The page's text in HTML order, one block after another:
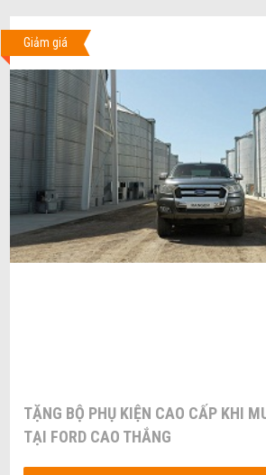
Giảm giá
TẶNG BỘ PHỤ KIỆN CAO CẤP KHI
TẠI FORD CAO THẮNG